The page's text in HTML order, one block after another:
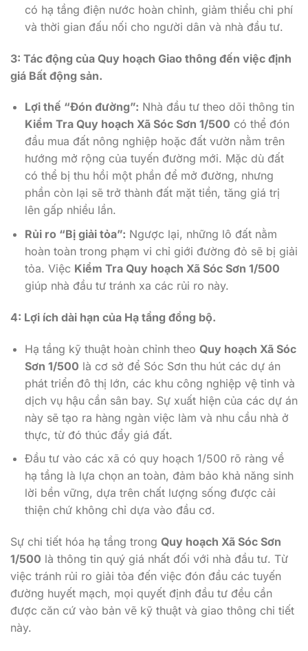
có hạ tầng điện nước hoàn chỉnh, giảm thiểu chi phí
và thời gian đấu nối cho người dân và nhà đầu tư.
3: Tác động của Quy hoạch Giao thông đến việc định
giá Bất động sản.
Lợi thế “Đón đường”: Nhà đầu tư theo dõi thông tin
Kiểm Tra Quy hoạch Xã Sóc Sơn 1/500 có thể đón
đầu mua đất nông nghiệp hoặc đất vườn nằm trên
hướng mở rộng của tuyến đường mới. Mặc dù đất
có thể bị thu hồi một phần để mở đường, nhưng
phần còn lại sẽ trở thành đất mặt tiền, tăng giá trị
lên gấp nhiều lần.
Rủi ro “Bị giải tỏa”: Ngược lại, những lô đất nằm
hoàn toàn trong phạm vi chỉ giới đường đỏ sẽ bị giải
tỏa. Việc Kiểm Tra Quy hoạch Xã Sóc Sơn 1/500
giúp nhà đầu tư tránh xa các rủi ro này.
4: Lợi ích dài hạn của Hạ tầng đồng bộ.
Hạ tầng kỹ thuật hoàn chỉnh theo Quy hoạch Xã Sóc
Sơn 1/500 là cơ sở để Sóc Sơn thu hút các dự án
phát triển đô thị lớn, các khu công nghiệp vệ tinh và
dịch vụ hậu cần sân bay. Sự xuất hiện của các dự án
này sẽ tạo ra hàng ngàn việc làm và nhu cầu nhà ở
thực, từ đó thúc đẩy giá đất.
Đầu tư vào các xã có quy hoạch 1/500 rõ ràng về
hạ tầng là lựa chọn an toàn, đảm bảo khả năng sinh
lời bền vững, dựa trên chất lượng sống được cải
thiện chứ không chỉ dựa vào đầu cơ.
Sự chi tiết hóa hạ tầng trong Quy hoạch Xã Sóc Sơn
1/500 là thông tin quý giá nhất đối với nhà đầu tư. Từ
việc tránh rủi ro giải tỏa đến việc đón đầu các tuyến
đường huyết mạch, mọi quyết định đầu tư đều cần
được căn cứ vào bản vẽ kỹ thuật và giao thông chi tiết
này.